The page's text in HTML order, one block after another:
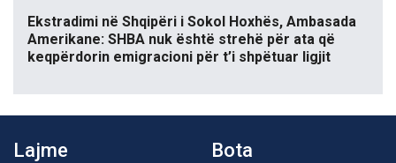
Ekstradimi në Shqipëri i Sokol Hoxhës, Ambasada
Amerikane: SHBA nuk është strehë për ata që
keqpërdorin emigracioni për t’i shpëtuar ligjit
Lajme Bota